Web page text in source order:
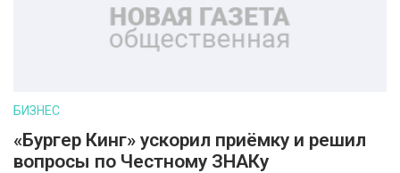
БИЗНЕС
«Бургер Кинг» ускорил приёмку и решил
вопросы по Честному ЗНАКу